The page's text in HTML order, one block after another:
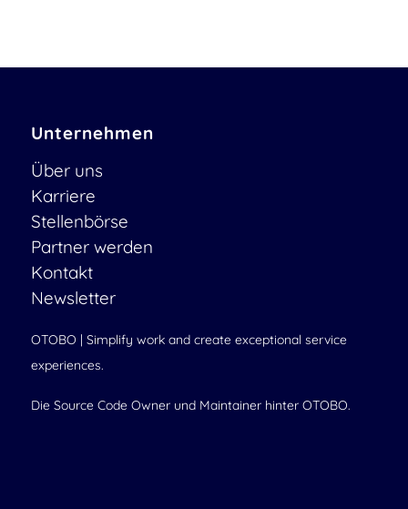
Unternehmen
Über uns
Karriere
Stellenbörse
Partner werden
Kontakt
Newsletter
OTOBO | Simplify work and create exceptional service
experiences.
Die Source Code Owner und Maintainer hinter OTOBO.